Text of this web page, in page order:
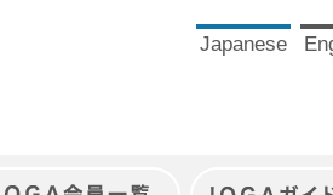
Japanese
JOGA会員一覧 JOGAガイド